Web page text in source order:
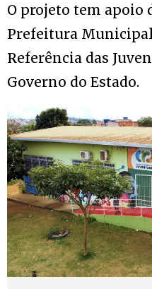
O projeto tem apoio
Prefeitura
Referência das
Governo do Estado.